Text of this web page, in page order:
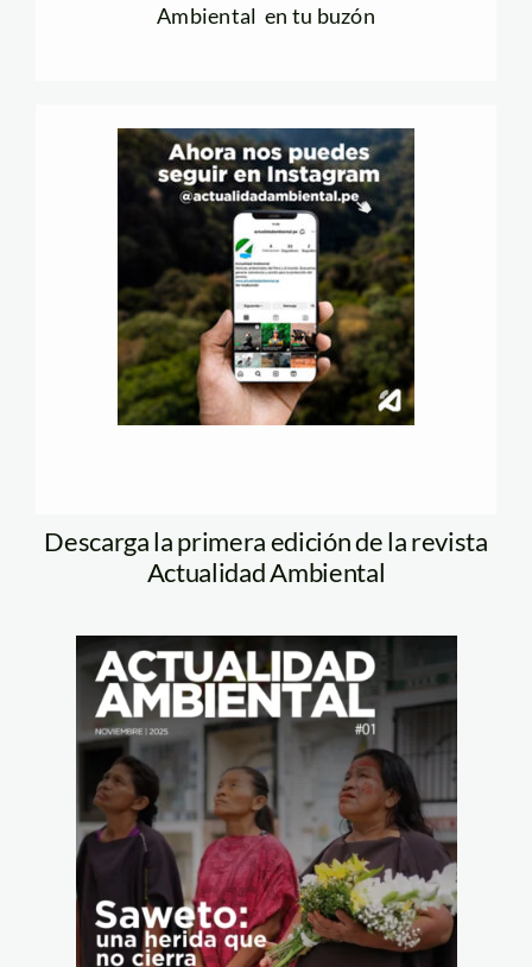
Ambiental en tu buzón
Descarga la primera edición de la revista
Actualidad Ambiental